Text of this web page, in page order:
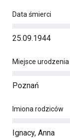
Data śmierci
25.09.1944
Miejsce urodzenia
Poznań
Imiona rodziców
Ignacy, Anna